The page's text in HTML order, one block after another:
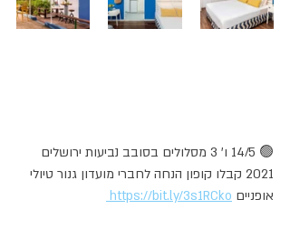
🟢 14/5 ו' 3 מסלולים בסובב נביעות ירושלים
2021 קבלו קופון הנחה לחברי מועדון גנור טיולי
אופניים https://bit.ly/3s1RCko